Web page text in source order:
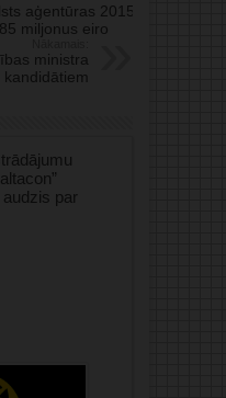
aģentūras 2015.
miljonus eiro
ministra
kandidātiem
par